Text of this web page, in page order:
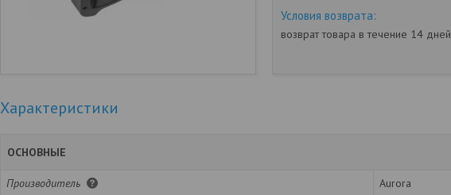
возврат товара в течение 14 дней
Характеристики
ОСНОВНЫЕ
Производитель
Aurora